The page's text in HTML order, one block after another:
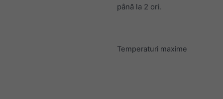
până la 2 ori.
Temperaturi maxime